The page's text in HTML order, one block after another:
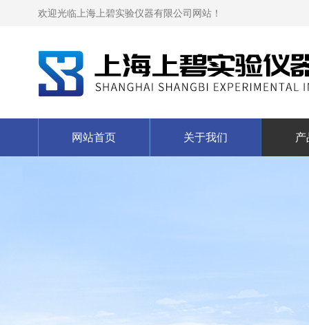
欢迎光临上海上碧实验仪器有限公司网站！
网站首页 关于我们 产